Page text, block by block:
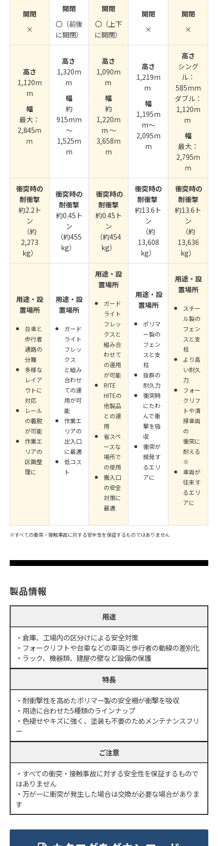
開閉
×
開閉
〇（前後
に開閉）
開閉
〇（上下
に開閉）
開閉
×
開閉
×
高さ
1,120m
m
幅
最大：
2,845ｍ
ｍ
高さ
1,320m
m
幅
約
915mm
～
1,525m
m
高さ
1,090m
m
幅
約
1,220m
m 〜
3,658m
m
高さ
1,219m
m
幅
1,195m
m～
2,095m
m
高さ
シング
ル：
585mm
ダブル：
1,120m
m
幅
最大：
2,795ｍ
ｍ
衝突時の
耐衝撃
約2.2ト
ン
（約
2,273
kg）
衝突時の
耐衝撃
約0.45ト
ン
（約455
kg）
衝突時の
耐衝撃
約0.45ト
ン
（約454
kg）
衝突時の
耐衝撃
約13.6ト
ン
（約
13,608
kg）
衝突時の
耐衝撃
約13.6ト
ン
（約
13,636
kg）
用途・設
置場所
台車と
歩行者
通路の
分離
多様な
レイア
ウトに
対応
レール
の着脱
が可能
作業エ
リアの
区画整
理に
用途・設
置場所
ガード
ライト
フレッ
クス
と組み
合わせ
ての運
用が可
能
作業エ
リアの
出入口
に最適
低コス
ト
用途・設
置場所
ガード
ライト
フレッ
クスと
組み合
わせて
の運用
が可能
RITE
HITEの
他製品
との運
用
省スペ
ースな
場所で
の使用
搬入口
の安全
対策に
最適
用途・設
置場所
ポリマ
ー製の
フェン
スと支
柱
抜群の
耐久力
衝突時
にたわ
んで衝
撃を吸
収
衝突が
頻発す
るエリ
アに
用途・設
置場所
スチー
ル製の
フェン
スと支
柱
より高
い耐久
力
フォー
クリフ
トや清
掃車両
の
衝突に
耐える
※
車両が
往来す
るエリ
アに
※すべての衝突・接触事故に対する安全性を保証するものではありません
製品情報
用途
・倉庫、工場内の区分けによる安全対策
・フォークリフトや台車などの車両と歩行者の動線の差別化
・ラック、機器類、建屋の壁など設備の保護
特長
・耐衝撃性を高めたポリマー製の安全柵が衝撃を吸収
・用途に合わせた5種類のラインナップ
・色褪せやキズに強く、塗装も不要のためメンテナンスフリ
ー
ご注意
・すべての衝突・接触事故に対する安全性を保証するもので
はありません
・万が一に衝突が発生した場合は交換が必要な場合がありま
す